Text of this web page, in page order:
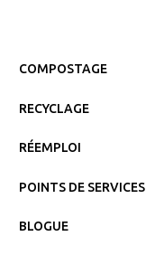
COMPOSTAGE
RECYCLAGE
RÉEMPLOI
POINTS DE SERVICES
BLOGUE